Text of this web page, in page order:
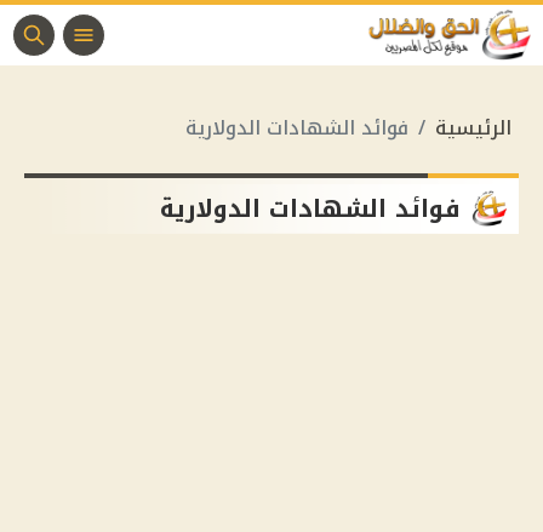
الرئيسية فوائد الشهادات الدولارية
فوائد الشهادات الدولارية